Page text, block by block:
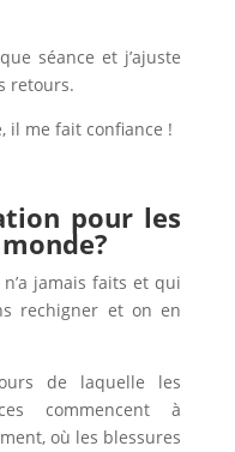
séance et j’ajuste
retours.
il me fait confiance !
pour les
jamais faits et qui
rechigner et on en
de laquelle les
commencent à
où les blessures